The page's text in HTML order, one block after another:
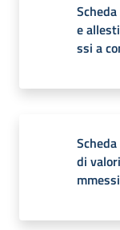
e
ssi a
di